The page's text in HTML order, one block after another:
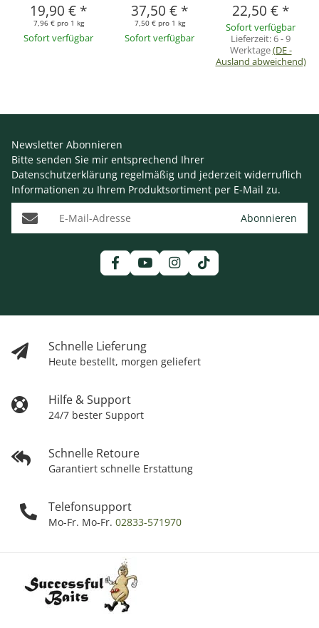
19,90 € *
7,96 € pro 1 kg
Sofort verfügbar
37,50 € *
7,50 € pro 1 kg
Sofort verfügbar
22,50 € *
Sofort verfügbar
Lieferzeit:6 - 9
Werktage(DE -
Ausland abweichend)
Schnelle Lieferung
Heute bestellt, morgen geliefert
Hilfe & Support
24/7 bester Support
Schnelle Retoure
Garantiert schnelle Erstattung
Telefonsupport
Mo-Fr. Mo-Fr. 02833-571970
Newsletter Abonnieren
Bitte senden Sie mir entsprechend Ihrer
Datenschutzerklärung regelmäßig und jederzeit widerruflich
Informationen zu Ihrem Produktsortiment per E-Mail zu.
E-Mail-Adresse Abonnieren